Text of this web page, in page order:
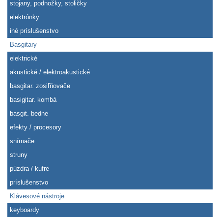
stojany, podnožky, stoličky
elektrónky
iné príslušenstvo
Basgitary
elektrické
akustické / elektroakustické
basgitar. zosiľňovače
basigitar. kombá
basgit. bedne
efekty / procesory
snímače
struny
púzdra / kufre
príslušenstvo
Klávesové nástroje
keyboardy